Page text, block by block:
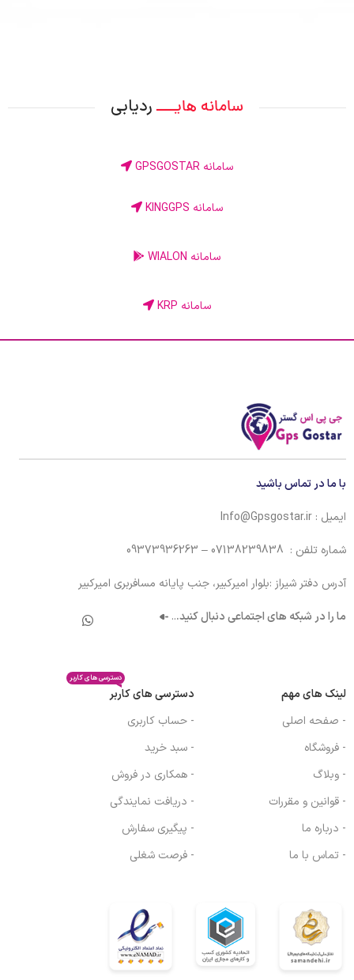
سامانه هایــــ ردیابی
سامانه GPSGOSTAR
سامانه KINGGPS
سامانه WIALON
سامانه KRP
با ما در تماس باشید
ایمیل : Info@Gpsgostar.ir
شماره تلفن : 07138239838 – 09373936263
آدرس دفتر شیراز :بلوار امیرکبیر، جنب پایانه مسافربری امیرکبیر
ما را در شبکه های اجتماعی دنبال کنید...
لینک های مهم
- صفحه اصلی
- فروشگاه
- وبلاگ
- قوانین و مقررات
- درباره ما
- تماس با ما
دسترسی های کاربر
دسترسی های کاربر
- حساب کاربری
- سبد خرید
- همکاری در فروش
- دریافت نمایندگی
- پیگیری سفارش
- فرصت شغلی